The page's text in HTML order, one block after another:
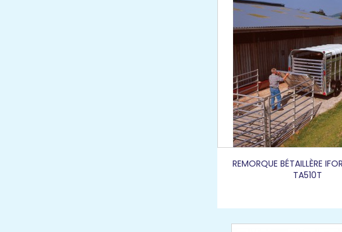
REMORQUE BÉTAILLÈRE
TA510T